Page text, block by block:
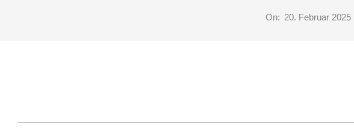
On: 20. Februar 2025